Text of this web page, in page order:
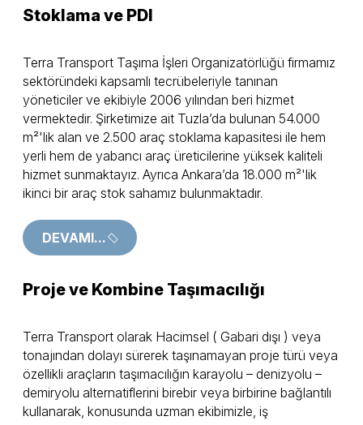
Stoklama ve PDI
Terra Transport Taşıma İşleri Organizatörlüğü firmamız
sektöründeki kapsamlı tecrübeleriyle tanınan
yöneticiler ve ekibiyle 2006 yılından beri hizmet
vermektedir. Şirketimize ait Tuzla’da bulunan 54.000
m²'lik alan ve 2.500 araç stoklama kapasitesi ile hem
yerli hem de yabancı araç üreticilerine yüksek kaliteli
hizmet sunmaktayız. Ayrıca Ankara’da 18.000 m²'lik
ikinci bir araç stok sahamız bulunmaktadır.
Terra Transport, tüm altyapı ve üstyapı yatırımlarını
tamamlamış olup, sıfır veya kullanılmış ikinci ele
ihtiyaçlarına çözüm üretebilen bir anlayışla
Terra Transport olarak, tamamladığımız yatırımlarımızla,
lojistik sektörünün önemli bir parçası olan PDI hattını
(Sevkiyat öncesi Kontrol) devreye aldık ve bu
hizmetlerini işinde deneyimli uzman çalışan kadrosu ile
yerine getirmektedir.
DEVAMI...
Proje ve Kombine Taşımacılığı
Terra Transport olarak Hacimsel ( Gabari dışı ) veya
tonajından dolayı sürerek taşınamayan proje türü veya
özellikli araçların taşımacılığın karayolu – denizyolu –
demiryolu alternatiflerini birebir veya birbirine bağlantılı
kullanarak, konusunda uzman ekibimizle, iş